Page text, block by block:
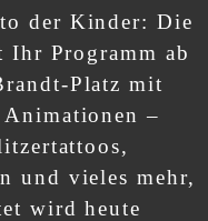
der Kinder: Die
Ihr Programm ab
Platz mit
Animationen –
und vieles mehr,
wird heute